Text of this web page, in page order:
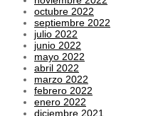
octubre 2022
septiembre 2022
julio 2022
junio 2022
mayo 2022
abril 2022
marzo 2022
febrero 2022
enero 2022
diciembre 2021